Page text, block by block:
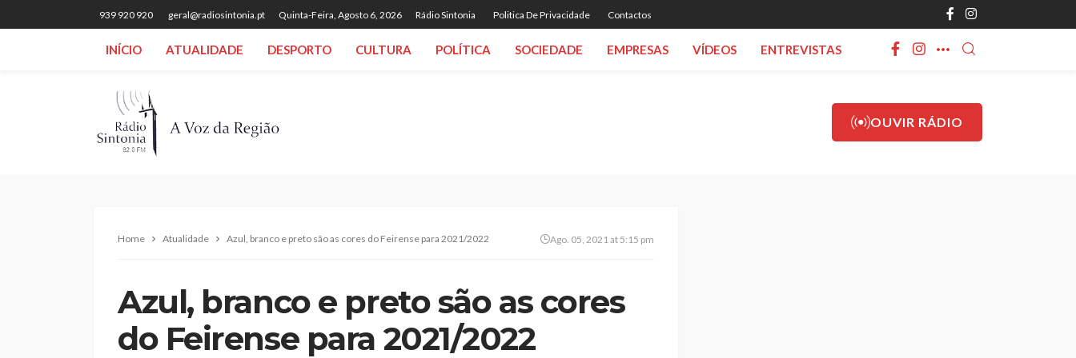
939 920 920 geral@radiosintonia.pt Quinta-Feira, Agosto 6, 2026 Rádio Sintonia Politica De Privacidade Contactos
INÍCIO ATUALIDADE DESPORTO CULTURA POLÍTICA SOCIEDADE EMPRESAS VÍDEOS ENTREVISTAS
OUVIR RÁDIO
Home Atualidade Azul, branco e preto são as cores do Feirense para 2021/2022 Ago. 05, 2021 at 5:15 pm
Azul, branco e preto são as cores
do Feirense para 2021/2022